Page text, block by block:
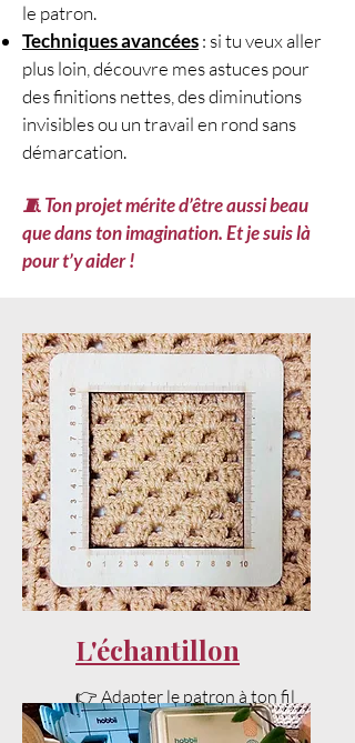
le patron.
Techniques avancées: si tu veux aller
plus loin, découvre mes astuces pour
des finitions nettes, des diminutions
invisibles ou un travail en rond sans
démarcation.
🧵 Ton projet mérite d’être aussi beau
que dans ton imagination. Et je suis là
pour t’y aider !
L'échantillon
👉 Adapter le patron à ton fil
et ta tension sans stress.